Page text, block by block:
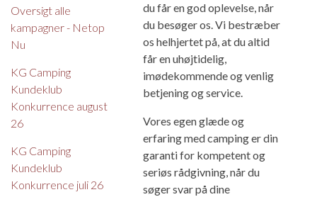
Oversigt alle
kampagner - Netop
Nu
KG Camping
Kundeklub
Konkurrence august
26
KG Camping
Kundeklub
Konkurrence juli 26
du får en god oplevelse, når
du besøger os. Vi bestræber
os helhjertet på, at du altid
får en uhøjtidelig,
imødekommende og venlig
betjening og service.
Vores egen glæde og
erfaring med camping er din
garanti for kompetent og
seriøs rådgivning, når du
søger svar på dine